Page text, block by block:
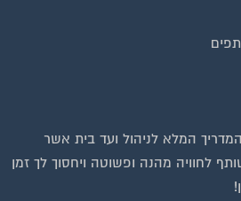
המלא לניהול ועד בית אשר
לחוויה מהנה ופשוטה ויחסוך לך זמן